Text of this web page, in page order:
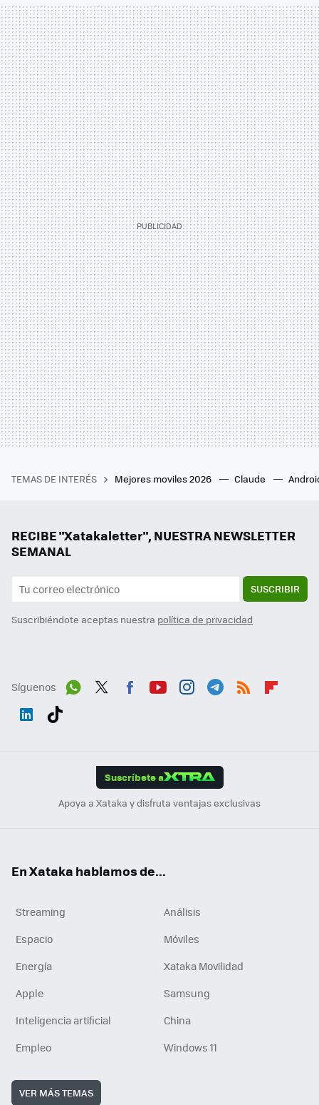
TEMAS DE INTERÉS Mejores moviles 2026 Claude
RECIBE "Xatakaletter", NUESTRA NEWSLETTER
SEMANAL
SUSCRIBIR
Suscribiéndote aceptas nuestra política de privacidad
Síguenos
Suscríbete a
Apoya a Xataka y disfruta ventajas exclusivas
En Xataka hablamos de...
Streaming
Análisis
Espacio
Móviles
Energía
Xataka Movilidad
Apple
Samsung
Inteligencia artificial
China
Empleo
Windows 11
VER MÁS TEMAS